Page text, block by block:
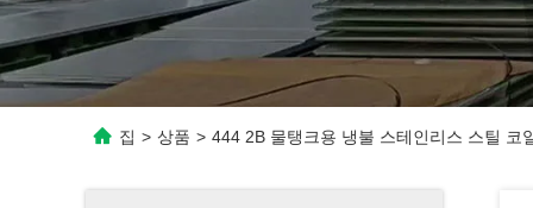
집 > 상품 > 444 2B 물탱크용 냉불 스테인리스 스틸 코